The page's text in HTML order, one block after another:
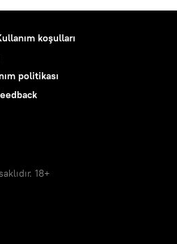
koşulları
politikası
18+